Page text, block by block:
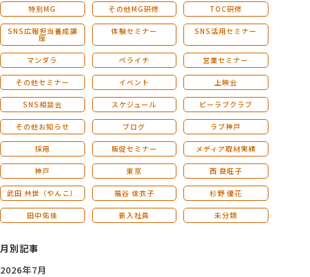
特別MG その他MG研修 TOC研修
SNS広報担当養成講
座
体験セミナー SNS活用セミナー
マンダラ ペライチ 営業セミナー
その他セミナー イベント 上映会
SNS相談会 スケジュール ビーラブクラブ
その他お知らせ ブログ ラブ神戸
採用 販促セミナー メディア取材実績
神戸 東京 西 良旺子
武田 共世（やんこ） 福谷 佳衣子 杉野 優花
田中佑佳 新入社員 未分類
月別記事
2026年7月